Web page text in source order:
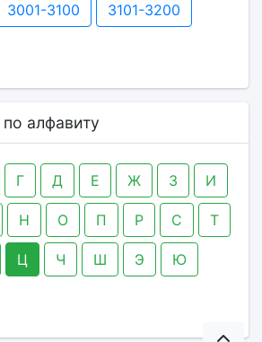
3001-3100 3101-3200
алфавиту
Г Д Е Ж З И
Н О П Р С Т
Ц Ч Ш Э Ю